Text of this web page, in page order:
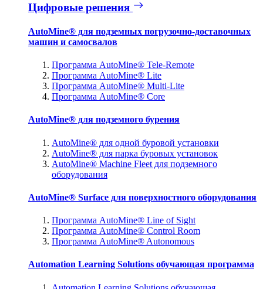
Цифровые решения
AutoMine® для подземных погрузочно-доставочных
машин и самосвалов
Программа AutoMine® Tele-Remote
Программа AutoMine® Lite
Программа AutoMine® Multi-Lite
Программа AutoMine® Core
AutoMine® для подземного бурения
AutoMine® для одной буровой установки
AutoMine® для парка буровых установок
AutoMine® Machine Fleet для подземного
оборудования
AutoMine® Surface для поверхностного оборудования
Программа AutoMine® Line of Sight
Программа AutoMine® Control Room
Программа AutoMine® Autonomous
Automation Learning Solutions обучающая программа